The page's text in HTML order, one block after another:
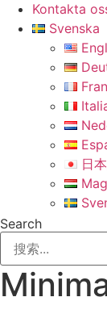
Kontakta
Svenska
日
Search